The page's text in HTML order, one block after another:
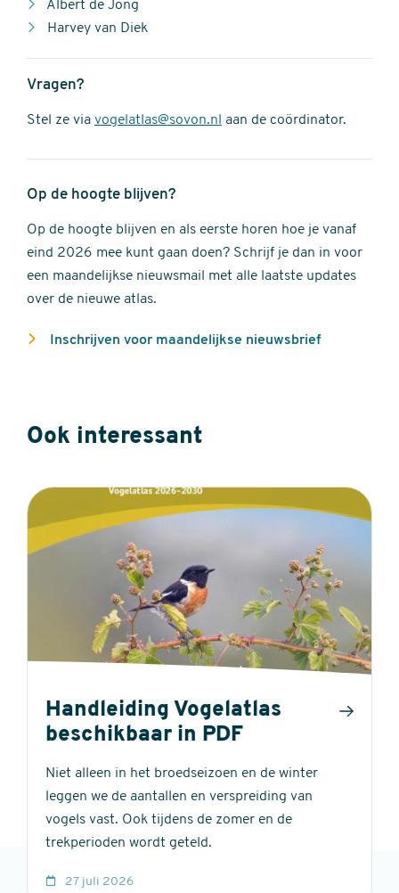
Albert de Jong
Harvey van Diek
Vragen?
Stel ze via vogelatlas@sovon.nl aan de coördinator.
Op de hoogte blijven?
Op de hoogte blijven en als eerste horen hoe je vanaf
eind 2026 mee kunt gaan doen? Schrijf je dan in voor
een maandelijkse nieuwsmail met alle laatste updates
over de nieuwe atlas.
Inschrijven voor maandelijkse nieuwsbrief
Ook interessant
Handleiding Vogelatlas
beschikbaar in PDF
Niet alleen in het broedseizoen en de winter
leggen we de aantallen en verspreiding van
vogels vast. Ook tijdens de zomer en de
trekperioden wordt geteld.
27 juli 2026